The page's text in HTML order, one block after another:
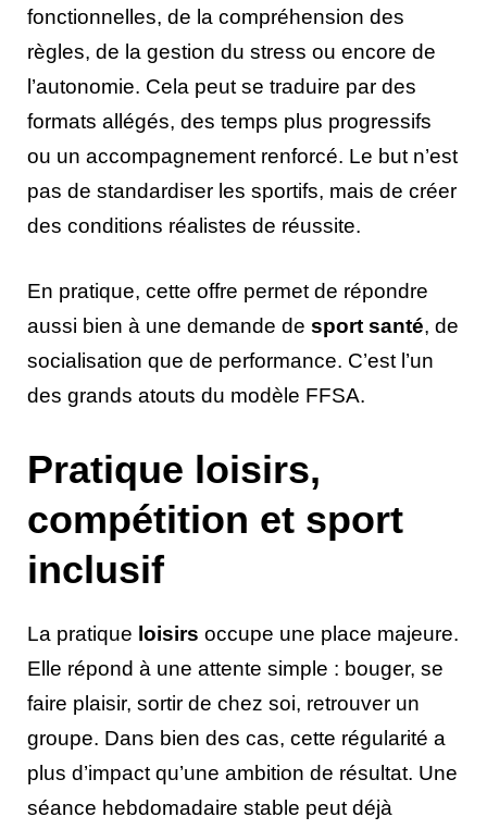
fonctionnelles, de la compréhension des
règles, de la gestion du stress ou encore de
l’autonomie. Cela peut se traduire par des
formats allégés, des temps plus progressifs
ou un accompagnement renforcé. Le but n’est
pas de standardiser les sportifs, mais de créer
des conditions réalistes de réussite.
En pratique, cette offre permet de répondre
aussi bien à une demande de sport santé, de
socialisation que de performance. C’est l’un
des grands atouts du modèle FFSA.
Pratique loisirs,
compétition et sport
inclusif
La pratique loisirs occupe une place majeure.
Elle répond à une attente simple : bouger, se
faire plaisir, sortir de chez soi, retrouver un
groupe. Dans bien des cas, cette régularité a
plus d’impact qu’une ambition de résultat. Une
séance hebdomadaire stable peut déjà